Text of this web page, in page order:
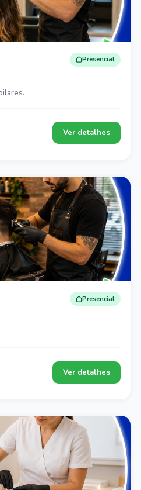
Presencial
Ver detalhes
Presencial
Ver detalhes